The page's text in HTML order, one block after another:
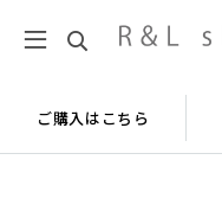
ご購入はこちら